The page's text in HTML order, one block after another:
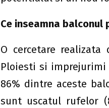
Ce inseamna
O cercetare
Ploiesti si imprejurimi
86% dintre aceste
sunt uscatul rufelor